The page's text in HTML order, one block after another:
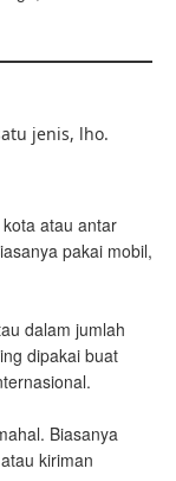
jenis, lho.
atau antar
pakai mobil,
dalam jumlah
dipakai buat
Biasanya
kiriman